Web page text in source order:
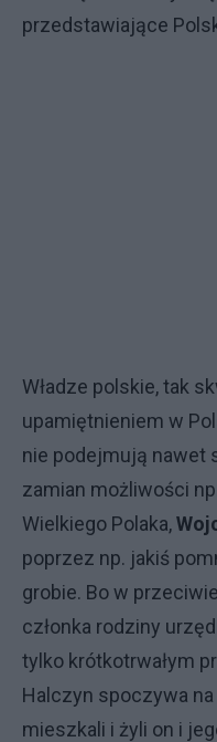
przedstawiające
Władze polskie, tak
upamiętnieniem w
nie podejmują nawet
zamian możliwości
Wielkiego Polaka,
poprzez np. jakiś
grobie. Bo w
członka rodziny
tylko krótkotrwałym
Halczyn spoczywa
mieszkali i żyli on i